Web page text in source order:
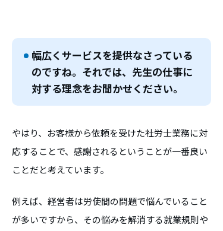
幅広くサービスを提供なさっている
のですね。それでは、先生の仕事に
対する理念をお聞かせください。
やはり、お客様から依頼を受けた社労士業務に対
応することで、感謝されるということが一番良い
ことだと考えています。
例えば、経営者は労使間の問題で悩んでいること
が多いですから、その悩みを解消する就業規則や